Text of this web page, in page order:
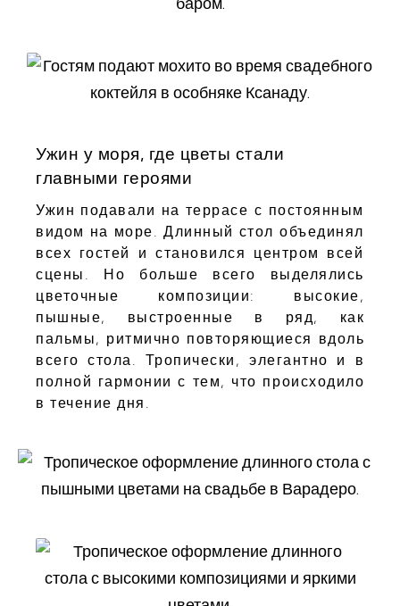
Ужин у моря, где цветы стали
главными героями
Ужин подавали на террасе с постоянным
видом на море. Длинный стол объединял
всех гостей и становился центром всей
сцены. Но больше всего выделялись
цветочные композиции: высокие,
пышные, выстроенные в ряд, как
пальмы, ритмично повторяющиеся вдоль
всего стола. Тропически, элегантно и в
полной гармонии с тем, что происходило
в течение дня.